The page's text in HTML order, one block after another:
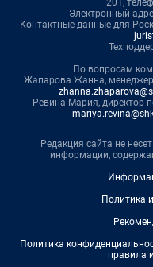
Электронный
Контактные данные для
По вопросам
Жапарова Жанна,
Ревина Мария, директор
Редакция сайта не
информации,
Политика
Политика
правила